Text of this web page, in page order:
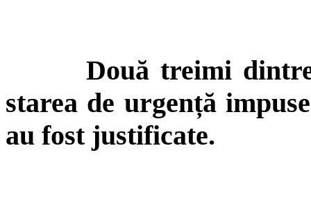
Două treimi
starea de urgență
au fost justificate.